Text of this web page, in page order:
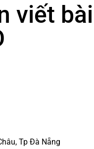
viết bài
Tp Đà Nẵng